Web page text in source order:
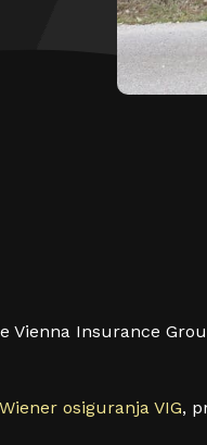
Vienna Insurance
Wiener osiguranja VIG,